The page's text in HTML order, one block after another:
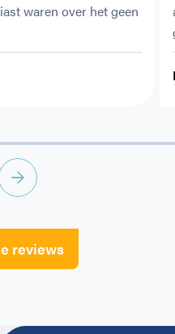
waren over het geen
reviews